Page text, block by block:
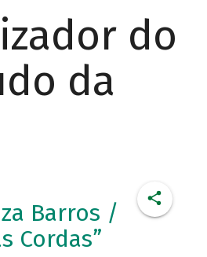
do
da
Barros /
Cordas”